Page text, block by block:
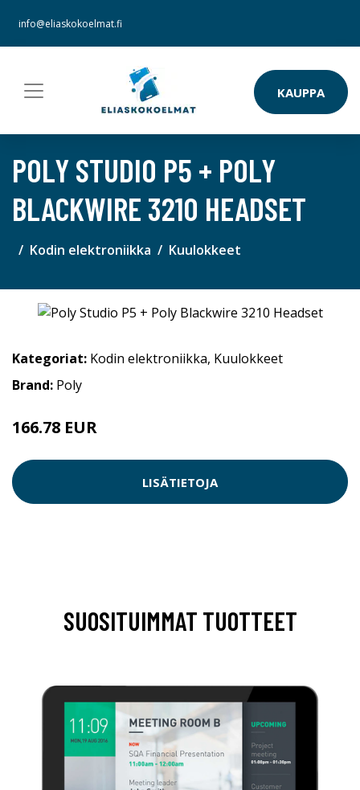
info@eliaskokoelmat.fi
KAUPPA
POLY STUDIO P5 + POLY
BLACKWIRE 3210 HEADSET
Kodin elektroniikka Kuulokkeet
Kategoriat: Kodin elektroniikka, Kuulokkeet
Brand: Poly
166.78 EUR
LISÄTIETOJA
SUOSITUIMMAT TUOTTEET